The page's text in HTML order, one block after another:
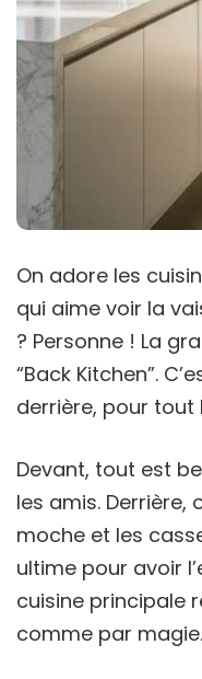
On adore les
qui aime voir la
? Personne ! La
“Back Kitchen”.
derrière, pour tout
Devant, tout est
les amis. Derrière,
moche et les
ultime pour avoir
cuisine principale
comme par magie.